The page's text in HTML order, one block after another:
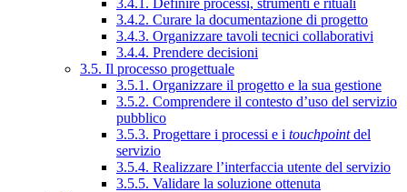
3.4.1. Definire processi, strumenti e rituali
3.4.2. Curare la documentazione di progetto
3.4.3. Organizzare tavoli tecnici collaborativi
3.4.4. Prendere decisioni
3.5. Il processo progettuale
3.5.1. Organizzare il progetto e la sua gestione
3.5.2. Comprendere il contesto d’uso del servizio
pubblico
3.5.3. Progettare i processi e i touchpointdel
servizio
3.5.4. Realizzare l’interfaccia utente del servizio
3.5.5. Validare la soluzione ottenuta